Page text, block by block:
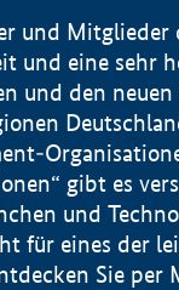
und Mitglieder
und eine sehr
und den
gibt es
und
für eines der
Sie per